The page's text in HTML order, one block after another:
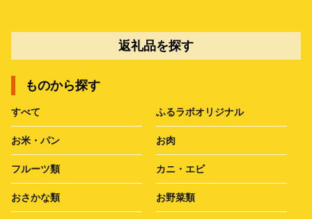
返礼品を探す
ものから探す
すべて ふるラボオリジナル
お米・パン お肉
フルーツ類 カニ・エビ
おさかな類 お野菜類